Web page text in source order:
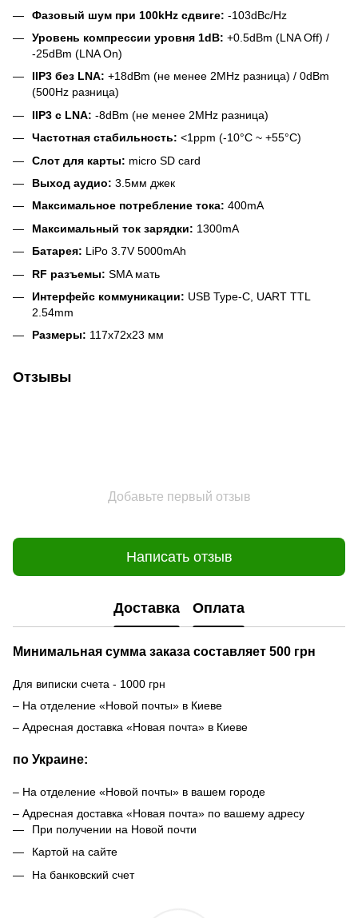
Фазовый шум при 100kHz сдвиге: -103dBc/Hz
Уровень компрессии уровня 1dB: +0.5dBm (LNA Off) /
-25dBm (LNA On)
IIP3 без LNA: +18dBm (не менее 2MHz разница) / 0dBm
(500Hz разница)
IIP3 с LNA: -8dBm (не менее 2MHz разница)
Частотная стабильность: <1ppm (-10°C ~ +55°C)
Слот для карты: micro SD card
Выход аудио: 3.5мм джек
Максимальное потребление тока: 400mA
Максимальный ток зарядки: 1300mA
Батарея: LiPo 3.7V 5000mAh
RF разъемы: SMA мать
Интерфейс коммуникации: USB Type-C, UART TTL
2.54mm
Размеры: 117x72x23 мм
Отзывы
Добавьте первый отзыв
Написать отзыв
Доставка Оплата
Минимальная сумма заказа составляет 500 грн
Для виписки счета - 1000 грн
– На отделение «Новой почты» в Киеве
– Адресная доставка «Новая почта» в Киеве
по Украине:
– На отделение «Новой почты» в вашем городе
– Адресная доставка «Новая почта» по вашему адресу
При получении на Новой почти
Картой на сайте
На банковский счет